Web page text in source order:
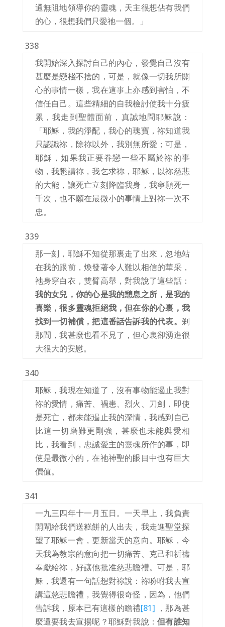
通無阻地領導你的靈魂，天主很想佔有我們
的心，很想我們只愛祂一個。」
338
我開始深入探討自己的內心，發覺自己沒有
甚麼是戀棧不捨的，可是，就像一切我所關
心的事情一樣，我在這事上亦感到害怕，不
信任自己。這些精細的自我檢討使我十分疲
累，我走到聖體面前，真誠地問耶穌說：
「耶穌，我的淨配，我心的瑰寶，祢知道我
只認識祢，除祢以外，我別無所愛；可是，
耶穌，如果我正要眷戀一些不屬於祢的事
物，我懇請祢，我乞求祢，耶穌，以祢慈悲
的大能，讓死亡立刻降臨我身，我寧願死一
千次，也不願在最微小的事情上對祢一次不
忠。
339
那一刻，耶穌不知從那裏走了出來，忽地站
在我的跟前，煥發著令人難以相信的華采，
祂身穿白衣，雙臂高舉，對我說了這些話：
我的女兒，你的心是我的憩息之所，是我的
喜樂，很多靈魂拒絕我，但在你的心裏，我
找到一切補償，把這番話告訴我的代表。 剎
那間，我甚麼也看不見了，但心裏卻湧進很
大很大的安慰。
340
耶穌，我現在知道了，沒有事物能遏止我對
祢的愛情，痛苦、禍患、烈火、刀劍，即使
是死亡，都未能遏止我的深情，我感到自己
比這一切磨難更剛強，甚麼也未能與愛相
比，我看到，忠誠愛主的靈魂所作的事，即
使是最微小的，在祂神聖的眼目中也有巨大
價值。
341
一九三四年十一月五日。一天早上，我負責
開閘給我們送糕餅的人出去，我走進聖堂探
望了耶穌一會，更新當天的意向。耶穌，今
天我為教宗的意向把一切痛苦、克己和祈禱
奉獻給祢，好讓他批准慈悲瞻禮。可是，耶
穌，我還有一句話想對祢說：祢吩咐我去宣
講這慈悲瞻禮，我覺得很奇怪，因為，他們
告訴我，原本已有這樣的瞻禮[81] ，那為甚
麼還要我去宣揚呢？耶穌對我說：但有誰知